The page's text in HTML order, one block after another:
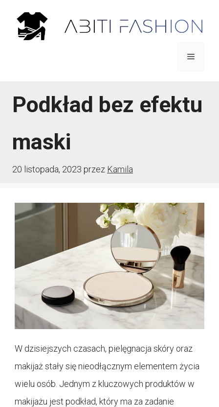
Menu
Podkład bez efektu
maski
20 listopada, 2023 przez Kamila
W dzisiejszych czasach, pielęgnacja skóry oraz
makijaż stały się nieodłącznym elementem życia
wielu osób. Jednym z kluczowych produktów w
makijażu jest podkład, który ma za zadanie